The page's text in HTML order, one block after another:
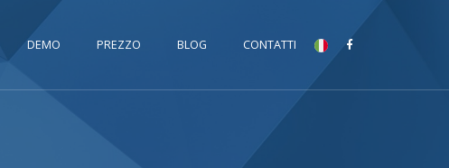
DEMO PREZZO BLOG CONTATTI